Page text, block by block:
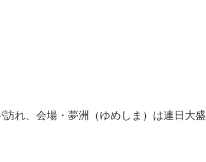
れ、会場・夢洲（ゆめしま）は連日大盛